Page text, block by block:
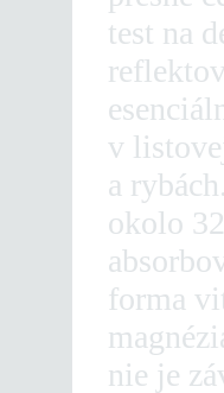
test na
v
a
okolo
forma
nie je